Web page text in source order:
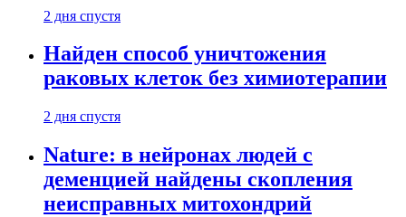
2 дня спустя
Найден способ уничтожения
раковых клеток без химиотерапии
2 дня спустя
Nature: в нейронах людей с
деменцией найдены скопления
неисправных митохондрий